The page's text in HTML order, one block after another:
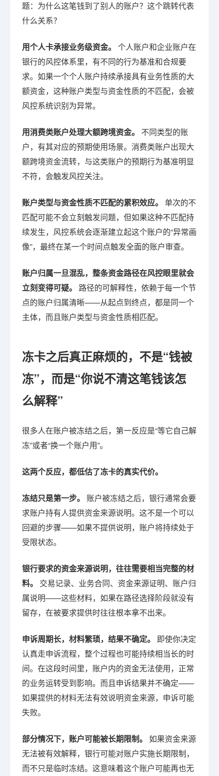
题：为什么这笔钱到了别人的账户？这个跳转代表
什么关系？
用个人卡承接业务级资金。 个人账户和企业账户在
银行的风控体系里，有不同的行为基准和合规要
求。如果一个个人账户持续承接具有业务性质的大
额资金，这种账户类型与资金性质的不匹配，会被
风控系统识别为异常。
用消费类账户处理大额跨境资金。
不同类型的账
户，有其对应的预期使用场景。消费类账户出现大
额跨境资金流转，与这类账户的预期行为基准明显
不符，会触发风控关注。
账户类型与资金性质不匹配的累积效应。 单次的不
匹配可能不会立刻触发问题，但如果这种不匹配持
续发生，风控系统会逐渐建立起这个账户的“异常画
像”，最终在某一个时间点触发全面的账户审查。
账户归属一旦混乱，整条资金路径在风控眼里就会
立刻变得可疑。
路径的可解释性，依赖于每一个节
点的账户归属清晰——从起点到终点，都是同一个
主体，而且账户类型与资金性质相匹配。
冻卡之后真正麻烦的，不是“钱被
冻”，而是“你说不清这笔钱该怎
么解释”
很多人在账户被冻结之后，第一反应是“等它自己解
冻”或者“换一个账户用”。
这两个反应，都低估了冻卡的真实代价。
冻结只是第一步。
账户被冻结之后，银行通常会要
求账户持有人提供资金来源说明。这不是一个可以
回避的步骤——如果不提供说明，账户将持续处于
受限状态。
银行要求的资金来源说明，往往需要相当完整的材
料。
交易记录、业务合同、资金来源证明、账户归
属说明——这些材料，如果在路径选择阶段就没有
留存，在被要求提供时往往根本拿不出来。
申诉周期长，材料繁琐，结果不确定。
即使你决定
认真走申诉流程，整个过程也可能持续相当长的时
间。在这段时间里，账户内的资金无法使用，正常
的业务运转受到影响。而且申诉结果并不确定——
如果提供的材料无法有效说明资金来源，申诉可能
失败。
部分情况下，账户可能被长期限制。 如果资金来源
无法被有效解释，银行可能对账户实施长期限制，
而不只是临时冻结。这意味着这个账户可能再也无